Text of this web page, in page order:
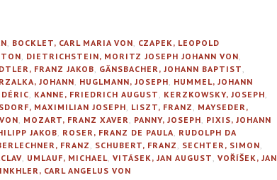
BOCKLET, CARL MARIA VON CZAPEK, LEOPOLD
DIETRICHSTEIN, MORITZ JOSEPH JOHANN VON
FRANZ JAKOB GÄNSBACHER, JOHANN BAPTIST
JOHANN HUGLMANN, JOSEPH HUMMEL, JOHANN
KANNE, FRIEDRICH AUGUST KERZKOWSKY, JOSEPH
MAXIMILIAN JOSEPH LISZT, FRANZ
MAYSEDER,
MOZART, FRANZ XAVER PANNY, JOSEPH PIXIS, JOHANN
JAKOB ROSER, FRANZ DE PAULA RUDOLPH DA
FRANZ SCHUBERT, FRANZ SECHTER, SIMON
UMLAUF, MICHAEL VITÁSEK, JAN AUGUST VOŘÍŠEK, JAN
CARL ANGELUS VON